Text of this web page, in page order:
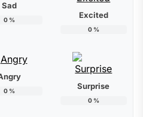
Sad
0% Excited
0%
0% Surprise
0%